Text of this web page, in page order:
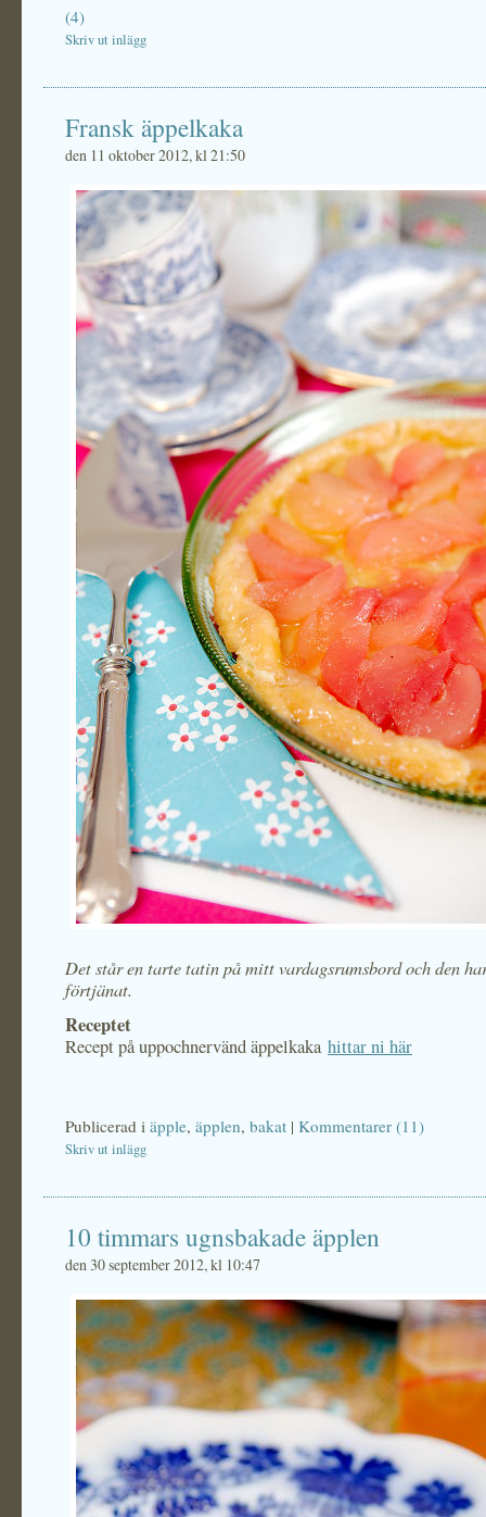
(4)
Skriv ut inlägg
Fransk äppelkaka
den 11 oktober 2012, kl 21:50
Det står en tarte tatin på mitt vardagsrumsbord och den
förtjänat.
Receptet
Recept på uppochnervänd äppelkaka hittar ni här
Publicerad i äpple, äpplen, bakat | Kommentarer (11)
Skriv ut inlägg
10 timmars ugnsbakade äpplen
den 30 september 2012, kl 10:47